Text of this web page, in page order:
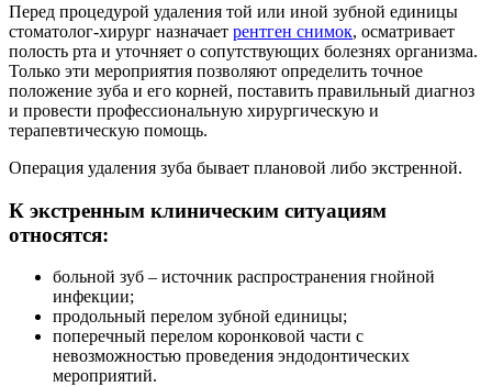
Перед процедурой удаления той или иной зубной единицы
стоматолог-хирург назначает рентген снимок, осматривает
полость рта и уточняет о сопутствующих болезнях организма.
Только эти мероприятия позволяют определить точное
положение зуба и его корней, поставить правильный диагноз
и провести профессиональную хирургическую и
терапевтическую помощь.
Операция удаления зуба бывает плановой либо экстренной.
К экстренным клиническим ситуациям
относятся:
больной зуб – источник распространения гнойной
инфекции;
продольный перелом зубной единицы;
поперечный перелом коронковой части с
невозможностью проведения эндодонтических
мероприятий.